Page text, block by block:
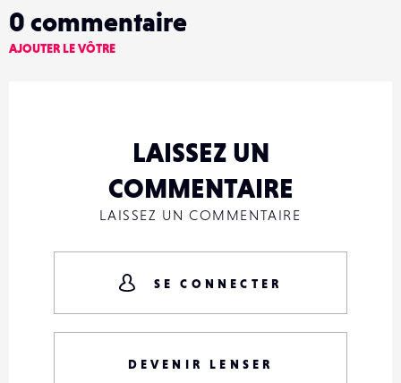
0 commentaire
AJOUTER LE VÔTRE
LAISSEZ UN
COMMENTAIRE
LAISSEZ UN COMMENTAIRE
SE CONNECTER
DEVENIR LENSER